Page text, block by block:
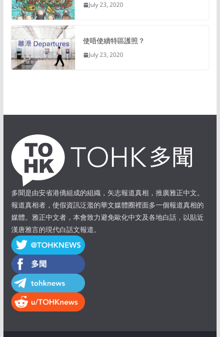
July 23, 2020
使唔使續特區護照？
July 23, 2020
多聞是由安省港僑組成的組織，矢志報道真相，推廣雅正中文。
報道真相者，使假資訊泛濫的華文媒體圈裡面多一個報道真相的
媒體。雅正中文者，本會致力避免歐化中文及各地白話，以貼近
漢唐雅言的現代白話文報道。